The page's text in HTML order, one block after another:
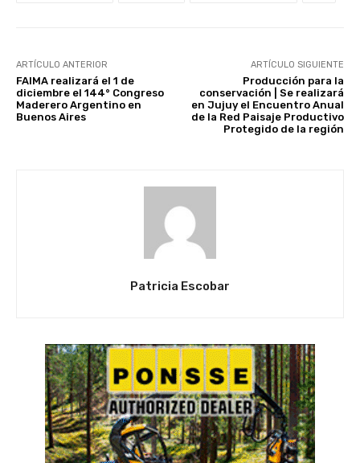
ARTÍCULO ANTERIOR
FAIMA realizará el 1 de
diciembre el 144° Congreso
Maderero Argentino en
Buenos Aires
ARTÍCULO SIGUIENTE
Producción para la
conservación | Se realizará
en Jujuy el Encuentro Anual
de la Red Paisaje Productivo
Protegido de la región
Patricia Escobar